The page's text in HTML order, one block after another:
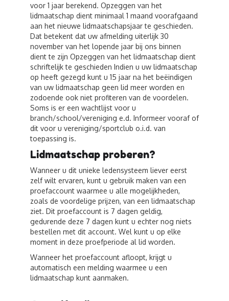
voor 1 jaar berekend. Opzeggen van het
lidmaatschap dient minimaal 1 maand voorafgaand
aan het nieuwe lidmaatschapsjaar te geschieden.
Dat betekent dat uw afmelding uiterlijk 30
november van het lopende jaar bij ons binnen
dient te zijn Opzeggen van het lidmaatschap dient
schriftelijk te geschieden Indien u uw lidmaatschap
op heeft gezegd kunt u 15 jaar na het beëindigen
van uw lidmaatschap geen lid meer worden en
zodoende ook niet profiteren van de voordelen.
Soms is er een wachtlijst voor u
branch/school/vereniging e.d. Informeer vooraf of
dit voor u vereniging/sportclub o.i.d. van
toepassing is.
Lidmaatschap proberen?
Wanneer u dit unieke ledensysteem liever eerst
zelf wilt ervaren, kunt u gebruik maken van een
proefaccount waarmee u alle mogelijkheden,
zoals de voordelige prijzen, van een lidmaatschap
ziet. Dit proefaccount is 7 dagen geldig,
gedurende deze 7 dagen kunt u echter nog niets
bestellen met dit account. Wel kunt u op elke
moment in deze proefperiode al lid worden.
Wanneer het proefaccount afloopt, krijgt u
automatisch een melding waarmee u een
lidmaatschap kunt aanmaken.